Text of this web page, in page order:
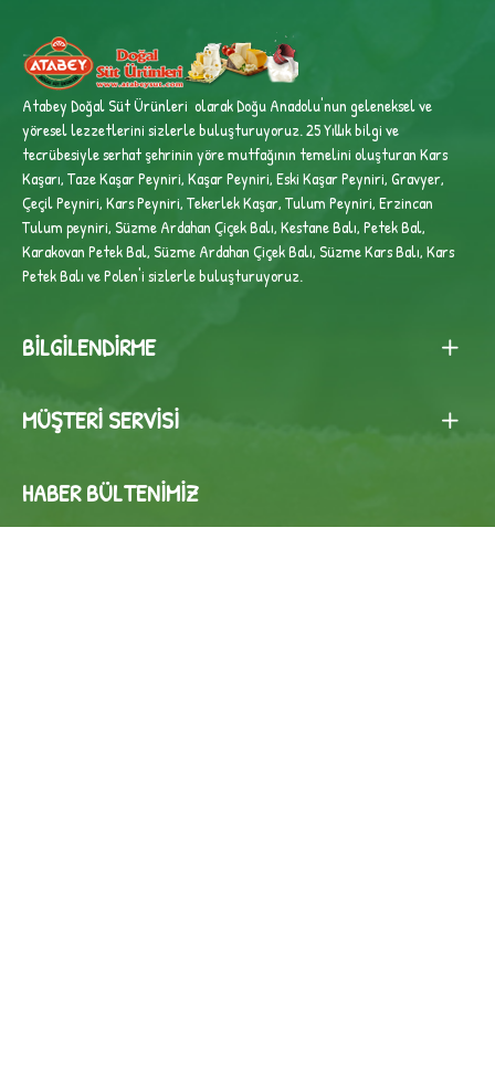
Atabey Doğal Süt Ürünleri olarak Doğu Anadolu'nun geleneksel ve
yöresel lezzetlerini sizlerle buluşturuyoruz. 25 Yıllık bilgi ve
tecrübesiyleserhat şehrinin yöre mutfağının temelini oluşturan Kars
Kaşarı, Taze Kaşar Peyniri, Kaşar Peyniri, Eski Kaşar Peyniri, Gravyer,
Çeçil Peyniri, Kars Peyniri, Tekerlek Kaşar, Tulum Peyniri, Erzincan
Tulum peyniri,Süzme Ardahan Çiçek Balı, Kestane Balı, Petek Bal,
Karakovan Petek Bal, Süzme Ardahan Çiçek Balı, Süzme Kars Balı, Kars
Petek Balı ve Polen'i sizlerle buluşturuyoruz.
BILGILENDIRME
MÜŞTERI SERVISI
HABER BÜLTENIMIZ